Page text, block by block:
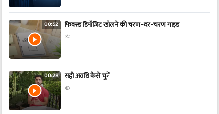
00:32 फिक्स्ड डिपॉज़िट खोलने की चरण-दर-चरण गाइड
00:28 सही अवधि कैसे चुनें